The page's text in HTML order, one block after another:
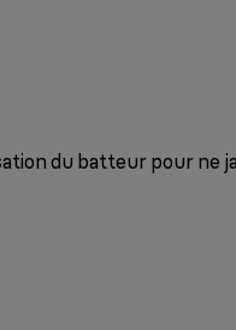
du batteur pour ne